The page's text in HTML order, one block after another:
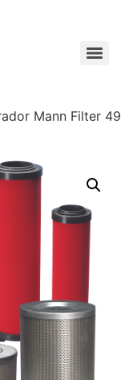
Mann Filter 49